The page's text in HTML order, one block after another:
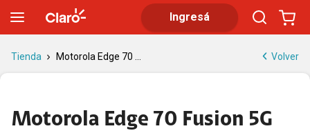
Ingresá
Tienda Motorola Edge 70 ... Volver
Motorola Edge 70 Fusion 5G
Motorola Edge 70 Fusion: potencia y cámara